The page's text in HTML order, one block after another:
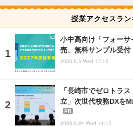
授業アクセスラン
小中高向け「フォー
売、無料サンプル受付
2026.8.5 Wed 17:15
「長崎市でゼロトラ
立」次世代校務DXを
PR
2026.6.24 Wed 14:15